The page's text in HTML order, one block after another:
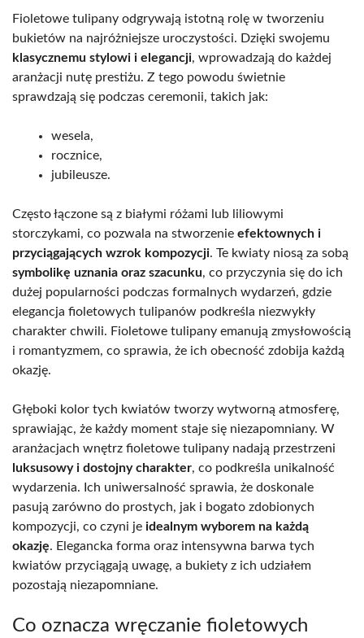
Fioletowe tulipany odgrywają istotną rolę w tworzeniu
bukietów na najróżniejsze uroczystości. Dzięki swojemu
klasycznemu stylowi i elegancji, wprowadzają do każdej
aranżacji nutę prestiżu. Z tego powodu świetnie
sprawdzają się podczas ceremonii, takich jak:
wesela,
rocznice,
jubileusze.
Często łączone są z białymi różami lub liliowymi
storczykami, co pozwala na stworzenie efektownych i
przyciągających wzrok kompozycji. Te kwiaty niosą za sobą
symbolikę uznania oraz szacunku, co przyczynia się do ich
dużej popularności podczas formalnych wydarzeń, gdzie
elegancja fioletowych tulipanów podkreśla niezwykły
charakter chwili. Fioletowe tulipany emanują zmysłowością
i romantyzmem, co sprawia, że ich obecność zdobija każdą
okazję.
Głęboki kolor tych kwiatów tworzy wytworną atmosferę,
sprawiając, że każdy moment staje się niezapomniany. W
aranżacjach wnętrz fioletowe tulipany nadają przestrzeni
luksusowy i dostojny charakter, co podkreśla unikalność
wydarzenia. Ich uniwersalność sprawia, że doskonale
pasują zarówno do prostych, jak i bogato zdobionych
kompozycji, co czyni je idealnym wyborem na każdą
okazję. Elegancka forma oraz intensywna barwa tych
kwiatów przyciągają uwagę, a bukiety z ich udziałem
pozostają niezapomniane.
Co oznacza wręczanie fioletowych